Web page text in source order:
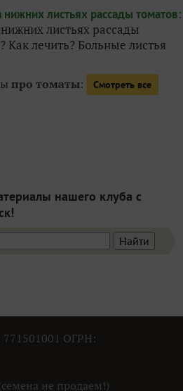
листьях рассады
Как лечить? Больные листья
про томаты: Смотреть все
нашего клуба с
ОГРН:
не продаем!)